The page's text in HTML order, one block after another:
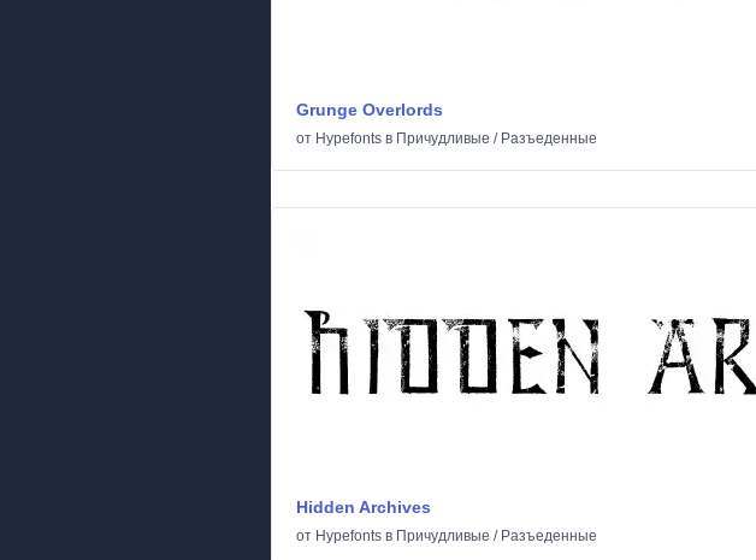
Grunge Overlords
от Hypefonts в Причудливые / Разъеденные
Hidden Archives
от Hypefonts в Причудливые / Разъеденные